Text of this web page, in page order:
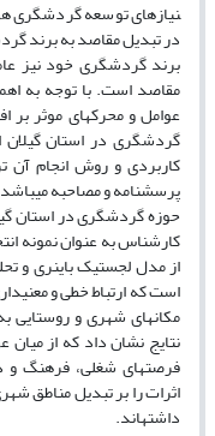
نیازهای توسعه گردشگری
در تبدیل مقاصد به برند
برند گردشگری خود نیز
مقاصد است. با توجه به
عوامل و محرک­های موثر بر
گردشگری در استان
کاربردی و روش انجام آن
پرسش­نامه و مصاحبه
کارشناس به عنوان نمونه
از مدل لجستیک باینری و
است که ارتباط خطی و
مکان­های شهری و
نتایج نشان داد که از
فرصت­های شغلی، فرهنگ و
اثرات را بر تبدیل مناطق
داشته­اند.